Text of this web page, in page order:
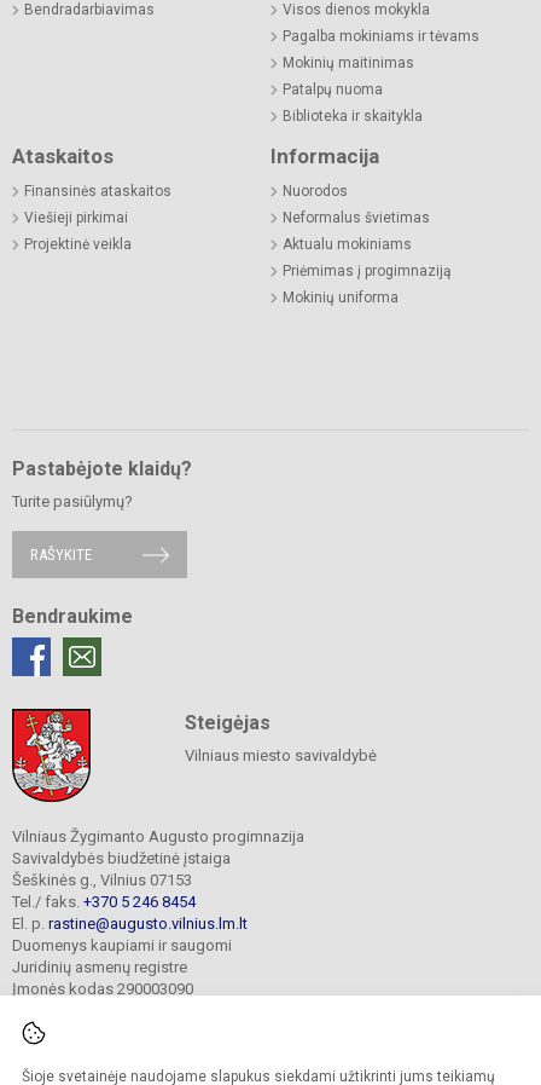
Šioje svetainėje naudojame slapukus siekdami užtikrinti jums teikiamų
Bendradarbiavimas
Visos dienos mokykla
Pagalba mokiniams ir tėvams
Mokinių maitinimas
Patalpų nuoma
Biblioteka ir skaitykla
Ataskaitos
Finansinės ataskaitos
Viešieji pirkimai
Projektinė veikla
Informacija
Nuorodos
Neformalus švietimas
Aktualu mokiniams
Priėmimas į progimnaziją
Mokinių uniforma
Pastabėjote klaidų?
Turite pasiūlymų?
RAŠYKITE
Bendraukime
Steigėjas
Vilniaus miesto savivaldybė
Vilniaus Žygimanto Augusto progimnazija
Savivaldybės biudžetinė įstaiga
Šeškinės g., Vilnius 07153
Tel./ faks. +370 5 246 8454
El. p. rastine@augusto.vilnius.lm.lt
Duomenys kaupiami ir saugomi
Juridinių asmenų registre
Įmonės kodas 290003090